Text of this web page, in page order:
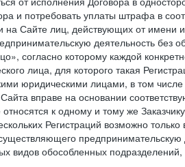
и потребовать уплаты штрафа в
на Сайте лиц, действующих от имени
деятельность без
согласно которому каждой
лица, для которого такая
юридическими лицами, в том
вправе на основании
относятся к одному и тому же
Регистраций возможно
видов обособленных